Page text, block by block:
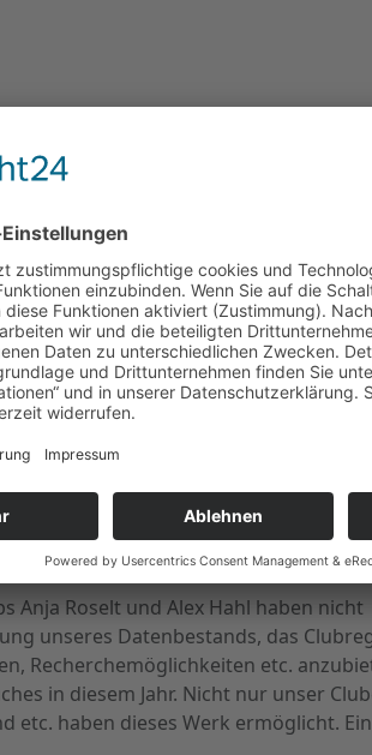
ein.
über die Geschäftigkeit des
dass wir in jedem Bereich
Wetzlar zahlreiche Mitglieder
der Vorstand übrigens selbst. Über
neuen Kassenführer geklappt.
fortgesetzt, sondern mit einer neuen
Auch die
Anja Roselt und Alex Hahl haben nicht
unseres Datenbestands, das
Recherchemöglichkeiten etc.
in diesem Jahr. Nicht nur unser
haben dieses Werk ermöglicht.